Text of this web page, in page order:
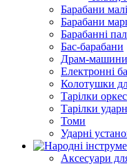
Барабани малі
Барабани
Барабанні
Бас-барабани
Драм-машини
Електронні
Колотушки
Тарілки
Тарілки
Томи
Ударні
Аксесуари